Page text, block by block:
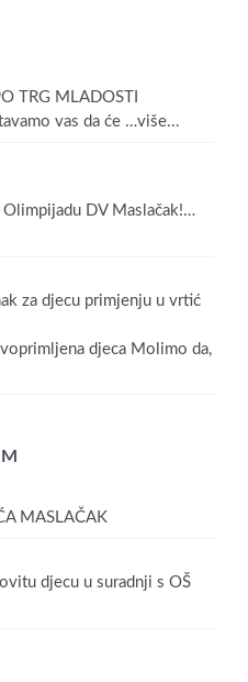
TRG MLADOSTI
vas da će …više...
DV Maslačak!…
za djecu primjenju u vrtić
djeca Molimo da,
MASLAČAK
djecu u suradnji s OŠ